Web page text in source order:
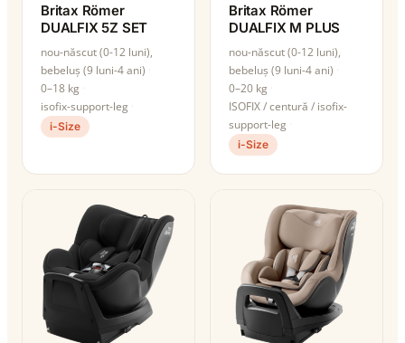
Britax Römer
DUALFIX 5Z SET
nou-născut (0-12 luni),
bebeluș (9 luni-4 ani)
0–18 kg
isofix-support-leg
i-Size
Britax Römer
DUALFIX M PLUS
nou-născut (0-12 luni),
bebeluș (9 luni-4 ani)
0–20 kg
ISOFIX / centură / isofix-
support-leg
i-Size